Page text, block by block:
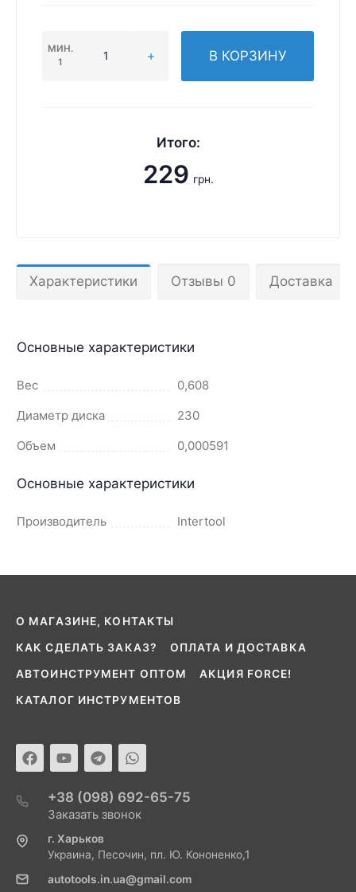
МИН.
1
В КОРЗИНУ
Итого:
229 грн.
Характеристики Отзывы 0 Доставка
Основные характеристики
Вес
0,608
Диаметр диска
230
Объем
0,000591
Основные характеристики
Производитель Intertool
О МАГАЗИНЕ, КОНТАКТЫ
КАК СДЕЛАТЬ ЗАКАЗ? ОПЛАТА И ДОСТАВКА
АВТОИНСТРУМЕНТ ОПТОМ АКЦИЯ FORCE!
КАТАЛОГ ИНСТРУМЕНТОВ
+38 (098) 692-65-75
Заказать звонок
г. Харьков
Украина, Песочин, пл. Ю. Кононенко,1
autotools.in.ua@gmail.com